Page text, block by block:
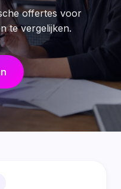
offertes voor
te vergelijken.